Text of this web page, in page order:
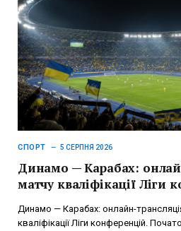
СПОРТ 5 СЕРПНЯ 2026
Динамо — Карабах:
матчу кваліфікації Ліги
Динамо — Карабах: онлайн-
кваліфікації Ліги конференцій.